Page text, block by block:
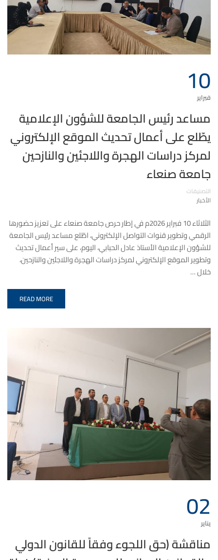
10
فبراير
مساعد رئيس الجامعة للشؤون الإعلامية
يطّلع على أعمال تحديث الموقع الإلكتروني
لمركز دراسات الهجرة واللاجئين والنازحين
جامعة صنعاء
التصنيفات
الأخبار
الثلاثاء 10 فبراير 2026م في إطار حرص جامعة صنعاء على تعزيز حضورها
الرقمي وتطوير قنوات التواصل الإلكتروني، اطّلع مساعد رئيس الجامعة
للشؤون الإعلامية الأستاذ عادل الحبابي، اليوم، على سير أعمال تحديث
وتطوير الموقع الإلكتروني لمركز دراسات الهجرة واللاجئين والنازحين،
خلال …
READ MORE
02
يناير
مناقشة (حق اللجوء وفقاً للقانون الدولي